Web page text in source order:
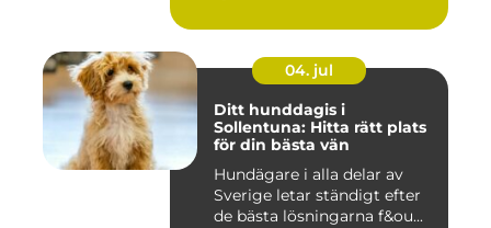
04. jul
Ditt hunddagis i
Sollentuna: Hitta rätt plats
för din bästa vän
Hundägare i alla delar av
Sverige letar ständigt efter
de bästa lösningarna f&ou...